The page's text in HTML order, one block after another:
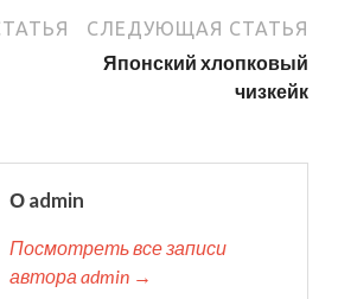
СЛЕДУЮЩАЯ СТАТЬЯ
Японский хлопковый
чизкейк
О admin
Посмотреть все записи
автора admin →